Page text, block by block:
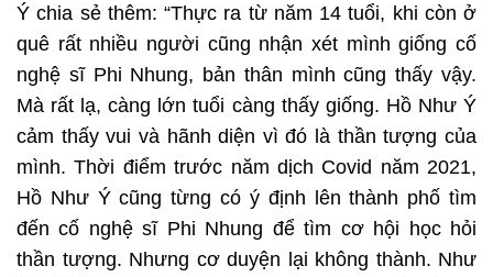
Ý chia sẻ thêm: “Thực ra từ năm 14 tuổi, khi còn ở
quê rất nhiều người cũng nhận xét mình giống cố
nghệ sĩ Phi Nhung, bản thân mình cũng thấy vậy.
Mà rất lạ, càng lớn tuổi càng thấy giống. Hồ Như Ý
cảm thấy vui và hãnh diện vì đó là thần tượng của
mình. Thời điểm trước năm dịch Covid năm 2021,
Hồ Như Ý cũng từng có ý định lên thành phố tìm
đến cố nghệ sĩ Phi Nhung để tìm cơ hội học hỏi
thần tượng. Nhưng cơ duyện lại không thành. Như